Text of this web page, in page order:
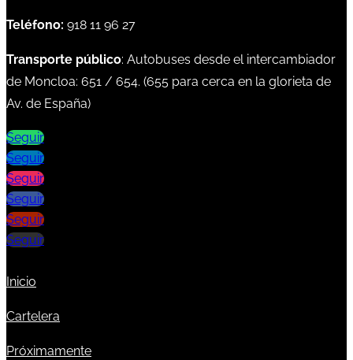
Teléfono: 918 11 96 27
Transporte público: Autobuses desde el intercambiador
de Moncloa: 651 / 654. (655 para cerca en la glorieta de
Av. de España)
Seguir
Seguir
Seguir
Seguir
Seguir
Seguir
Inicio
Cartelera
Próximamente